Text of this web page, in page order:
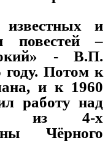
и
повестей –
- В.П.
году. Потом к
и к 1960
работу над
из 4-х
Чёрного